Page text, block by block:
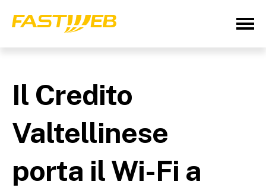
Il Credito
Valtellinese
porta il Wi-Fi a